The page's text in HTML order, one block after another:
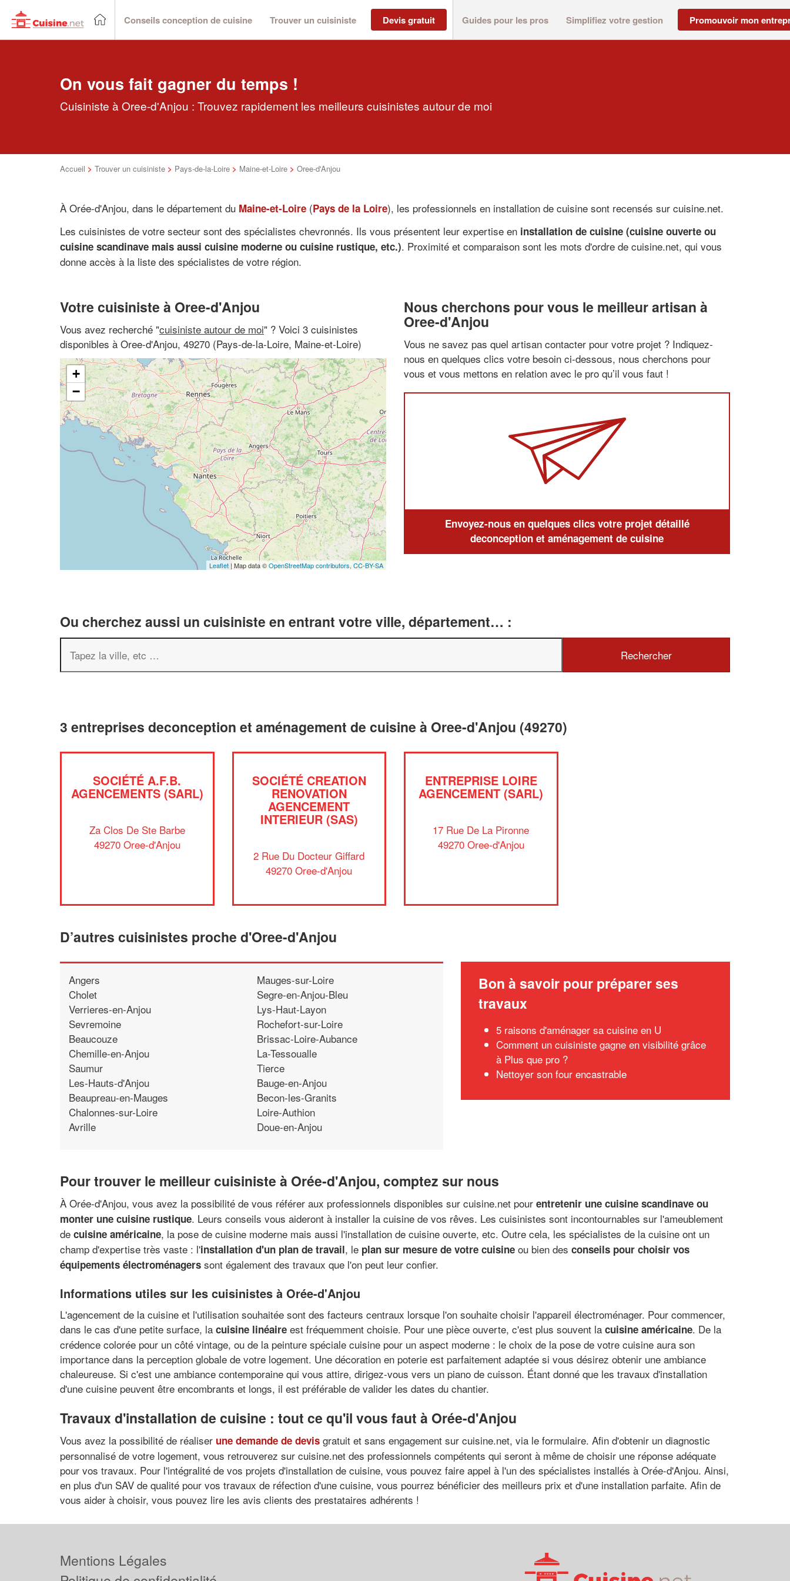
Conseils conception de cuisine Trouver un cuisiniste Devis gratuit Guides pour les pros Simplifiez votre gestion Promouvoir mon
On vous fait gagner du temps !
Cuisiniste à Oree-d'Anjou : Trouvez rapidement les meilleurs cuisinistes autour de moi
Accueil > Trouver un cuisiniste > Pays-de-la-Loire > Maine-et-Loire > Oree-d'Anjou
À Orée-d'Anjou, dans le département du Maine-et-Loire (Pays de la Loire), les professionnels en installation de cuisine sont recensés sur cuisine.net.
Les cuisinistes de votre secteur sont des spécialistes chevronnés. Ils vous présentent leur expertise en installation de cuisine (cuisine ouverte ou
cuisine scandinave mais aussi cuisine moderne ou cuisine rustique, etc.). Proximité et comparaison sont les mots d'ordre de cuisine.net, qui vous
donne accès à la liste des spécialistes de votre région.
Votre cuisiniste à Oree-d'Anjou
Vous avez recherché "cuisiniste autour de moi" ? Voici 3 cuisinistes
disponibles à Oree-d'Anjou, 49270 (Pays-de-la-Loire, Maine-et-Loire)
+
−
Leaflet | Map data ©OpenStreetMap contributors, CC-BY-SA
Nous cherchons pour vous le meilleur artisan à
Oree-d'Anjou
Vous ne savez pas quel artisan contacter pour votre projet ? Indiquez-
nous en quelques clics votre besoin ci-dessous, nous cherchons pour
vous et vous mettons en relation avec le pro qu’il vous faut !
Envoyez-nous en quelques clics votre projet détaillé
deconception et aménagement de cuisine
Ou cherchez aussi un cuisiniste en entrant votre ville, département… :
3 entreprises deconception et aménagement de cuisine à Oree-d'Anjou (49270)
SOCIÉTÉ A.F.B.
AGENCEMENTS (SARL)
Za Clos De Ste Barbe
49270 Oree-d'Anjou
SOCIÉTÉ CREATION
RENOVATION
AGENCEMENT
INTERIEUR (SAS)
2 Rue Du Docteur Giffard
49270 Oree-d'Anjou
ENTREPRISE LOIRE
AGENCEMENT (SARL)
17 Rue De La Pironne
49270 Oree-d'Anjou
D’autres cuisinistes proche d'Oree-d'Anjou
Angers
Cholet
Verrieres-en-Anjou
Sevremoine
Beaucouze
Chemille-en-Anjou
Saumur
Les-Hauts-d'Anjou
Beaupreau-en-Mauges
Chalonnes-sur-Loire
Avrille
Mauges-sur-Loire
Segre-en-Anjou-Bleu
Lys-Haut-Layon
Rochefort-sur-Loire
Brissac-Loire-Aubance
La-Tessoualle
Tierce
Bauge-en-Anjou
Becon-les-Granits
Loire-Authion
Doue-en-Anjou
Bon à savoir pour préparer ses
travaux
5 raisons d'aménager sa cuisine en U
Comment un cuisiniste gagne en visibilité grâce
à Plus que pro ?
Nettoyer son four encastrable
Pour trouver le meilleur cuisiniste à Orée-d'Anjou, comptez sur nous
À Orée-d'Anjou, vous avez la possibilité de vous référer aux professionnels disponibles sur cuisine.net pour entretenir une cuisine scandinave ou
monter une cuisine rustique. Leurs conseils vous aideront à installer la cuisine de vos rêves. Les cuisinistes sont incontournables sur l'ameublement
de cuisine américaine, la pose de cuisine moderne mais aussi l'installation de cuisine ouverte, etc. Outre cela, les spécialistes de la cuisine ont un
champ d'expertise très vaste : l'installation d'un plan de travail, le plan sur mesure de votre cuisine ou bien des conseils pour choisir vos
équipements électroménagers sont également des travaux que l'on peut leur confier.
Informations utiles sur les cuisinistes à Orée-d'Anjou
L'agencement de la cuisine et l'utilisation souhaitée sont des facteurs centraux lorsque l'on souhaite choisir l'appareil électroménager. Pour commencer,
dans le cas d'une petite surface, la cuisine linéaire est fréquemment choisie. Pour une pièce ouverte, c'est plus souvent la cuisine américaine. De la
crédence colorée pour un côté vintage, ou de la peinture spéciale cuisine pour un aspect moderne : le choix de la pose de votre cuisine aura son
importance dans la perception globale de votre logement. Une décoration en poterie est parfaitement adaptée si vous désirez obtenir une ambiance
chaleureuse. Si c'est une ambiance contemporaine qui vous attire, dirigez-vous vers un piano de cuisson. Étant donné que les travaux d'installation
d'une cuisine peuvent être encombrants et longs, il est préférable de valider les dates du chantier.
Travaux d'installation de cuisine : tout ce qu'il vous faut à Orée-d'Anjou
Vous avez la possibilité de réaliser une demande de devis gratuit et sans engagement sur cuisine.net, via le formulaire. Afin d'obtenir un diagnostic
personnalisé de votre logement, vous retrouverez sur cuisine.net des professionnels compétents qui seront à même de choisir une réponse adéquate
pour vos travaux. Pour l'intégralité de vos projets d'installation de cuisine, vous pouvez faire appel à l'un des spécialistes installés à Orée-d'Anjou. Ainsi,
en plus d'un SAV de qualité pour vos travaux de réfection d'une cuisine, vous pourrez bénéficier des meilleurs prix et d'une installation parfaite. Afin de
vous aider à choisir, vous pouvez lire les avis clients des prestataires adhérents !
Mentions Légales